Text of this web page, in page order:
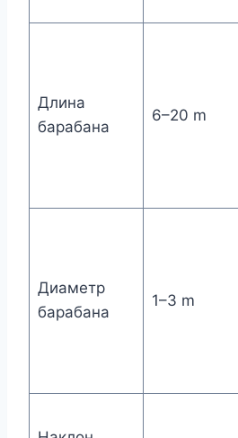
Длина
барабана
6–20 m
Диаметр
барабана
1–3 m